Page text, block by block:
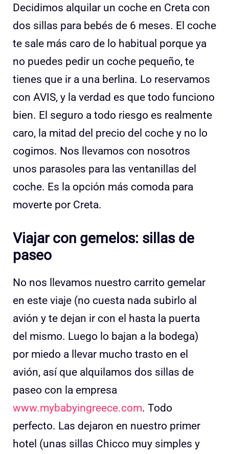
Decidimos alquilar un coche en Creta con
dos sillas para bebés de 6 meses. El coche
te sale más caro de lo habitual porque ya
no puedes pedir un coche pequeño, te
tienes que ir a una berlina. Lo reservamos
con AVIS, y la verdad es que todo funciono
bien. El seguro a todo riesgo es realmente
caro, la mitad del precio del coche y no lo
cogimos. Nos llevamos con nosotros
unos parasoles para las ventanillas del
coche. Es la opción más comoda para
moverte por Creta.
Viajar con gemelos: sillas de
paseo
No nos llevamos nuestro carrito gemelar
en este viaje (no cuesta nada subirlo al
avión y te dejan ir con el hasta la puerta
del mismo. Luego lo bajan a la bodega)
por miedo a llevar mucho trasto en el
avión, así que alquilamos dos sillas de
paseo con la empresa
www.mybabyingreece.com. Todo
perfecto. Las dejaron en nuestro primer
hotel (unas sillas Chicco muy simples y